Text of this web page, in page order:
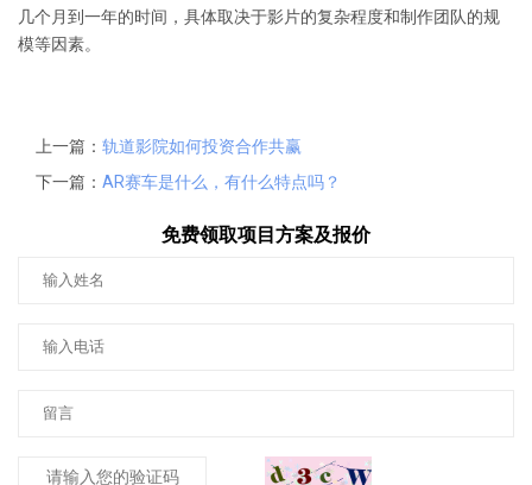
几个月到一年的时间，具体取决于影片的复杂程度和制作团队的规
模等因素。
上一篇： 轨道影院如何投资合作共赢
下一篇： AR赛车是什么，有什么特点吗？
免费领取项目方案及报价